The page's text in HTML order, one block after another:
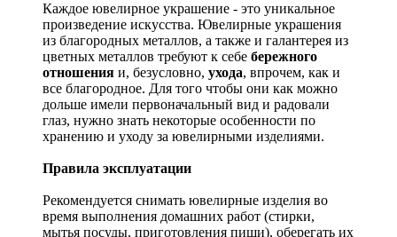
Каждое ювелирное украшение - это уникальное
произведение искусства. Ювелирные украшения
из благородных металлов, а также и галантерея из
цветных металлов требуют к себе бережного
отношения и, безусловно, ухода, впрочем, как и
все благородное. Для того чтобы они как можно
дольше имели первоначальный вид и радовали
глаз, нужно знать некоторые особенности по
хранению и уходу за ювелирными изделиями.
Правила эксплуатации
Рекомендуется снимать ювелирные изделия во
время выполнения домашних работ (стирки,
мытья посуды, приготовления пищи), оберегать их